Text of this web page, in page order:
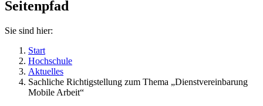
Seitenpfad
Sie sind hier:
Start
Hochschule
Aktuelles
Sachliche Richtigstellung zum Thema „Dienstvereinbarung
Mobile Arbeit“